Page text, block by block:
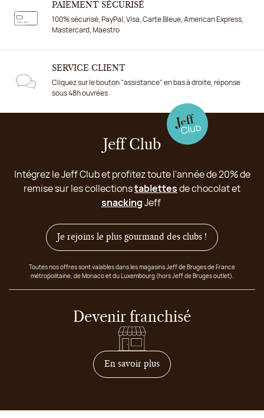
PAIEMENT SÉCURISÉ
100% sécurisé, PayPal, Visa, Carte Bleue, American Express,
Mastercard, Maestro
SERVICE CLIENT
Cliquez sur le bouton "assistance" en bas à droite, réponse
sous 48h ouvrées
Jeff Club
Intégrez le Jeff Club et profitez toute l'année de 20% de
remise sur les collectionstablettesde chocolat et
snackingJeff
Je rejoins le plus gourmand des clubs !
Toutes nos offres sont valables dans les magasins Jeff de Bruges de France
métropolitaine, de Monaco et du Luxembourg (hors Jeff de Bruges outlet).
Devenir franchisé
En savoir plussur comment devenir